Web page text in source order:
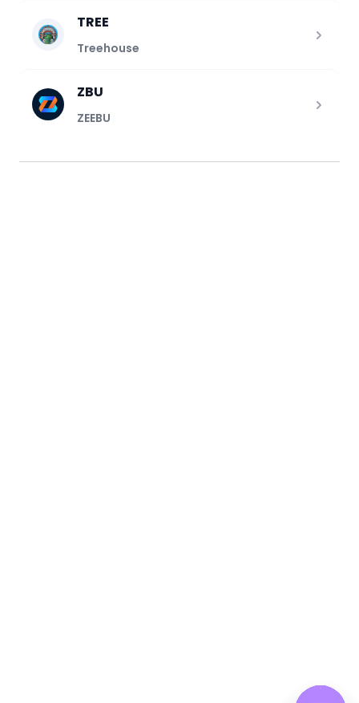
TREE
Treehouse
ZBU
ZEEBU